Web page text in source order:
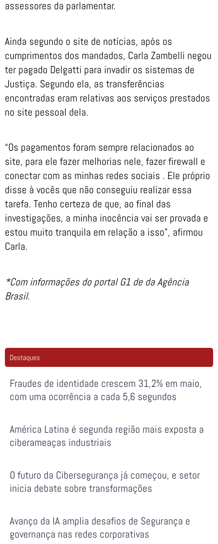
assessores da parlamentar.
Ainda segundo o site de notícias, após os
cumprimentos dos mandados, Carla Zambelli negou
ter pagado Delgatti para invadir os sistemas de
Justiça. Segundo ela, as transferências
encontradas eram relativas aos serviços prestados
no site pessoal dela.
“Os pagamentos foram sempre relacionados ao
site, para ele fazer melhorias nele, fazer firewall e
conectar com as minhas redes sociais . Ele próprio
disse à vocês que não conseguiu realizar essa
tarefa. Tenho certeza de que, ao final das
investigações, a minha inocência vai ser provada e
estou muito tranquila em relação a isso”, afirmou
Carla.
*Com informações do portal G1 de da Agência
Brasil.
Destaques
Fraudes de identidade crescem 31,2% em maio,
com uma ocorrência a cada 5,6 segundos
América Latina é segunda região mais exposta a
ciberameaças industriais
O futuro da Cibersegurança já começou, e setor
inicia debate sobre transformações
Avanço da IA amplia desafios de Segurança e
governança nas redes corporativas